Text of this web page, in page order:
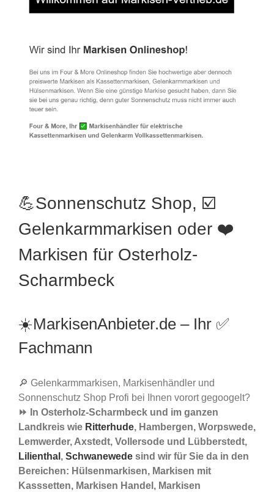
💪Sonnenschutz Shop, ☑️
Gelenkarmmarkisen oder ❤️
Markisen für Osterholz-
Scharmbeck
☀️MarkisenAnbieter.de – Ihr ✅
Fachmann
🔎 Gelenkarmmarkisen, Markisenhändler und
Sonnenschutz Shop Profi bei Ihnen vorort gegoogelt?
⏩ In Osterholz-Scharmbeck und im ganzen
Landkreis wie Ritterhude, Hambergen, Worpswede,
Lemwerder, Axstedt, Vollersode und Lübberstedt,
Lilienthal , Schwanewede sind wir für Sie da in den
Bereichen: Hülsenmarkisen, Markisen mit
Kasssetten, Markisen Handel, Markisen